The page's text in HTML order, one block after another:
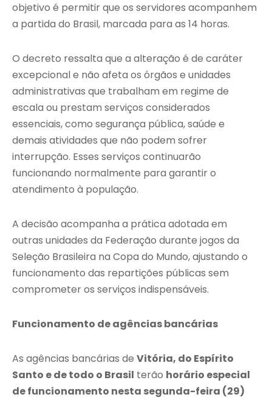
objetivo é permitir que os servidores acompanhem
a partida do Brasil, marcada para as 14 horas.
O decreto ressalta que a alteração é de caráter
excepcional e não afeta os órgãos e unidades
administrativas que trabalham em regime de
escala ou prestam serviços considerados
essenciais, como segurança pública, saúde e
demais atividades que não podem sofrer
interrupção. Esses serviços continuarão
funcionando normalmente para garantir o
atendimento à população.
A decisão acompanha a prática adotada em
outras unidades da Federação durante jogos da
Seleção Brasileira na Copa do Mundo, ajustando o
funcionamento das repartições públicas sem
comprometer os serviços indispensáveis.
Funcionamento de agências bancárias
As agências bancárias de Vitória, do Espírito
Santo e de todo o Brasil terão horário especial
de funcionamento nesta segunda-feira (29)